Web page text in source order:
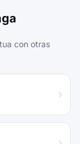
con otras